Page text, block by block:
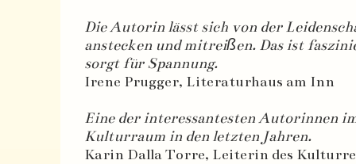
Die Autorin lässt sich von der
anstecken und mitreißen. Das ist
sorgt für Spannung.
Irene Prugger, Literaturhaus am Inn
Eine der interessantesten Autorinnen
Kulturraum in den letzten Jahren.
Karin Dalla Torre, Leiterin des